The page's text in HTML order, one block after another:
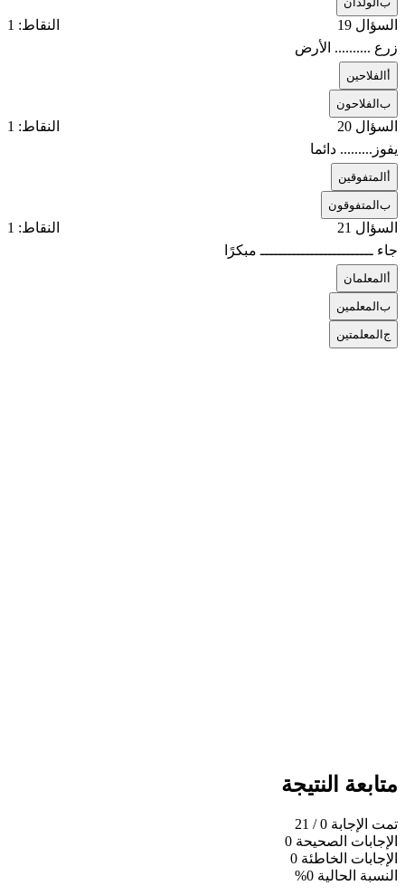
السؤال 19
النقاط: 1
زرع .......... الأرض
الفلاحين
بالفلاحون
السؤال 20
النقاط: 1
يفوز......... دائما
المتفوقين
بالمتفوقون
السؤال 21
النقاط: 1
جاء ـــــــــــــــــــــــــ مبكرًا
المعلمان
بالمعلمين
جالمعلمتين
متابعة النتيجة
تمت الإجابة 0
/ 21
الإجابات الصحيحة 0
الإجابات الخاطئة 0
النسبة الحالية 0%